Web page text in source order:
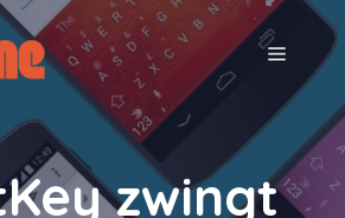
MENÜ
zwingt